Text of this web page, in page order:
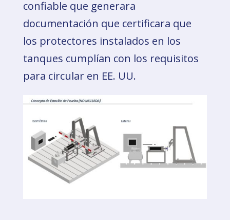
confiable que generara
documentación que certificara que
los protectores instalados en los
tanques cumplían con los requisitos
para circular en EE. UU.